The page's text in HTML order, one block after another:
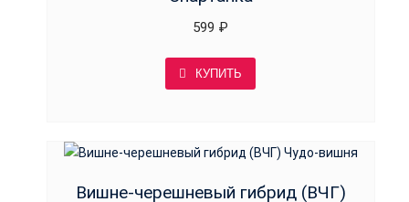
599 ₽
КУПИТЬ
Вишне-черешневый гибрид (ВЧГ)